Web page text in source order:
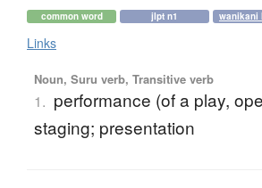
common word jlpt n1 wanikani
Links
Noun, Suru verb, Transitive verb
1. performance (of a play,
staging; presentation